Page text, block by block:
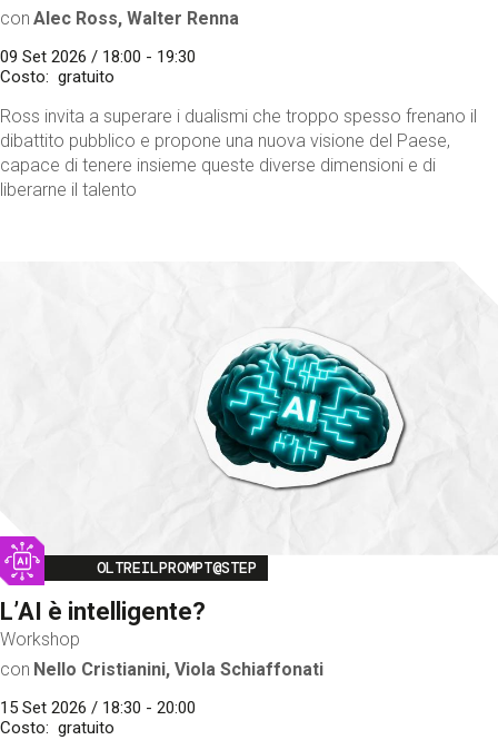
con Alec Ross, Walter Renna
09 Set 2026 / 18:00 - 19:30
Costo
gratuito
Ross invita a superare i dualismi che troppo spesso frenano il
dibattito pubblico e propone una nuova visione del Paese,
capace di tenere insieme queste diverse dimensioni e di
liberarne il talento
Image
OLTREILPROMPT@STEP
L’AI è intelligente?
Workshop
con Nello Cristianini, Viola Schiaffonati
15 Set 2026 / 18:30 - 20:00
Costo
gratuito